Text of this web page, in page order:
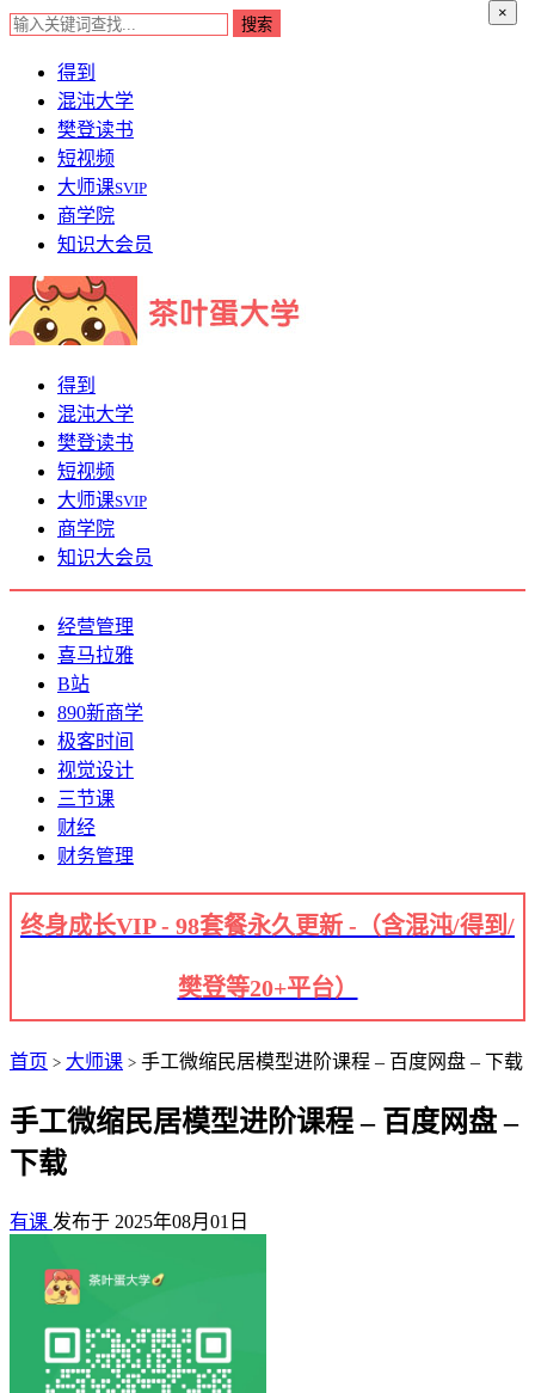
×
得到
混沌大学
樊登读书
短视频
大师课SVIP
商学院
知识大会员
得到
混沌大学
樊登读书
短视频
大师课SVIP
商学院
知识大会员
经营管理
喜马拉雅
B站
890新商学
极客时间
视觉设计
三节课
财经
财务管理
终身成长VIP - 98套餐永久更新 -（含混沌/得到/
樊登等20+平台）
首页 > 大师课 > 手工微缩民居模型进阶课程 – 百度网盘 – 下载
手工微缩民居模型进阶课程 – 百度网盘 –
下载
有课 发布于 2025年08月01日